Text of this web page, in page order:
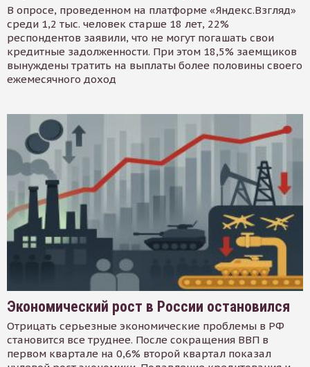
В опросе, проведенном на платформе «Яндекс.Взгляд»
среди 1,2 тыс. человек старше 18 лет, 22%
респондентов заявили, что не могут погашать свои
кредитные задолженности. При этом 18,5% заемщиков
вынуждены тратить на выплаты более половины своего
ежемесячного доход
Экономический рост в России остановился
Отрицать серьезные экономические проблемы в РФ
становится все труднее. После сокращения ВВП в
первом квартале на 0,6% второй квартал показал